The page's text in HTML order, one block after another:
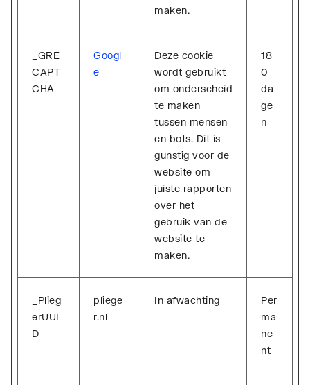
maken.
_GRE
CAPT
CHA
Googl
e
Deze cookie
wordt gebruikt
om onderscheid
te maken
tussen mensen
en bots. Dit is
gunstig voor de
website om
juiste rapporten
over het
gebruik van de
website te
maken.
18
0
da
ge
n
_Plieg
erUUI
D
pliege
r.nl
In afwachting
Per
ma
ne
nt